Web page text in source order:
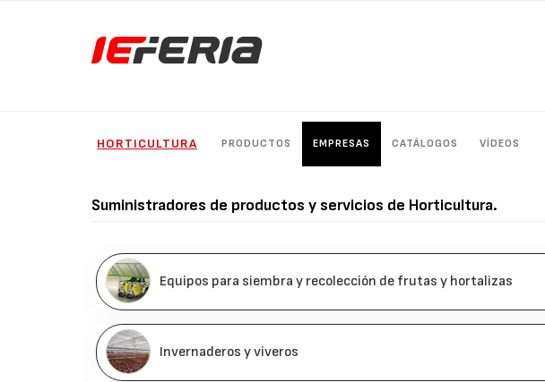
HORTICULTURA PRODUCTOS EMPRESAS CATÁLOGOS VÍDEOS
Suministradores de productos y servicios de Horticultura.
Equipos para siembra y recolección de frutas y hortalizas
Invernaderos y viveros